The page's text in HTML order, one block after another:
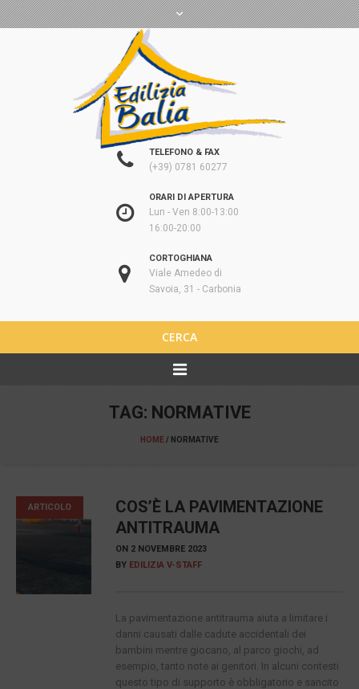
TELEFONO & FAX
(+39) 0781 60277
ORARI DI APERTURA
Lun - Ven 8:00-13:00
16:00-20:00
CORTOGHIANA
Viale Amedeo di
Savoia, 31 - Carbonia
CERCA
TAG: NORMATIVE
HOME/ NORMATIVE
ARTICOLO
COS’È LA PAVIMENTAZIONE
ANTITRAUMA
ON 2 NOVEMBRE 2023
BY EDILIZIA V-STAFF
La pavimentazione antitrauma aiuta a limitare i
danni causati dalle cadute accidentali dei
bambini mentre giocano, al parco giochi, ad
esempio, tanto note ai genitori. In alcuni contesti
questo tipo di supporto è obbligatorio e sancito